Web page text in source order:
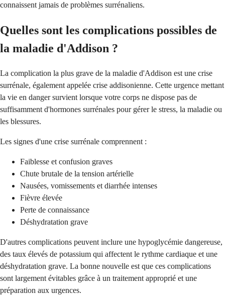
connaissent jamais de problèmes surrénaliens.
Quelles sont les complications possibles de
la maladie d'Addison ?
La complication la plus grave de la maladie d'Addison est une crise
surrénale, également appelée crise addisonienne. Cette urgence mettant
la vie en danger survient lorsque votre corps ne dispose pas de
suffisamment d'hormones surrénales pour gérer le stress, la maladie ou
les blessures.
Les signes d'une crise surrénale comprennent :
Faiblesse et confusion graves
Chute brutale de la tension artérielle
Nausées, vomissements et diarrhée intenses
Fièvre élevée
Perte de connaissance
Déshydratation grave
D'autres complications peuvent inclure une hypoglycémie dangereuse,
des taux élevés de potassium qui affectent le rythme cardiaque et une
déshydratation grave. La bonne nouvelle est que ces complications
sont largement évitables grâce à un traitement approprié et une
préparation aux urgences.